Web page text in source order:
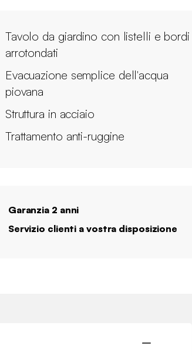
Tavolo da giardino con listelli e bordi
arrotondati
Evacuazione semplice dell'acqua
piovana
Struttura in acciaio
Trattamento anti-ruggine
Garanzia 2 anni
Servizio clienti a vostra disposizione